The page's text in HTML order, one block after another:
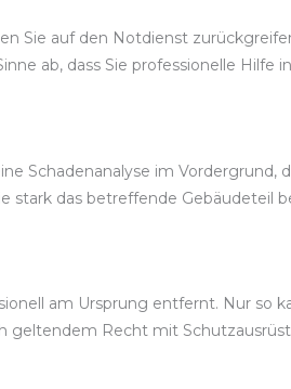
Sie auf den Notdienst
ab, dass Sie professionelle
Schadenanalyse im
stark das betreffende Gebäudeteil
am Ursprung entfernt. Nur
geltendem Recht mit